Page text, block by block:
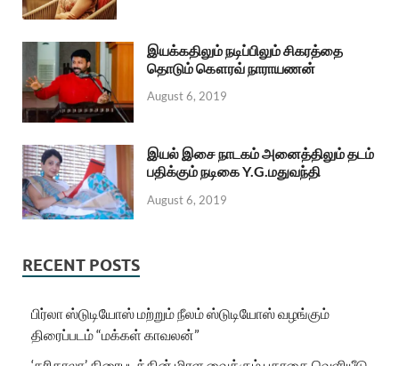
இயக்கதிலும் நடிப்பிலும் சிகரத்தை
தொடும் கௌரவ் நாராயணன்
August 6, 2019
இயல் இசை நாடகம் அனைத்திலும் தடம்
பதிக்கும் நடிகை Y.G.மதுவந்தி
August 6, 2019
RECENT POSTS
பிர்லா ஸ்டுடியோஸ் மற்றும் நீலம் ஸ்டுடியோஸ் வழங்கும்
திரைப்படம் “மக்கள் காவலன்”